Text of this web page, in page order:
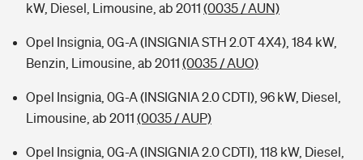
kW, Diesel, Limousine, ab 2011 (0035 / AUN)
Opel Insignia, 0G-A (INSIGNIA STH 2.0T 4X4), 184 kW,
Benzin, Limousine, ab 2011 (0035 / AUO)
Opel Insignia, 0G-A (INSIGNIA 2.0 CDTI), 96 kW, Diesel,
Limousine, ab 2011 (0035 / AUP)
Opel Insignia, 0G-A (INSIGNIA 2.0 CDTI), 118 kW, Diesel,